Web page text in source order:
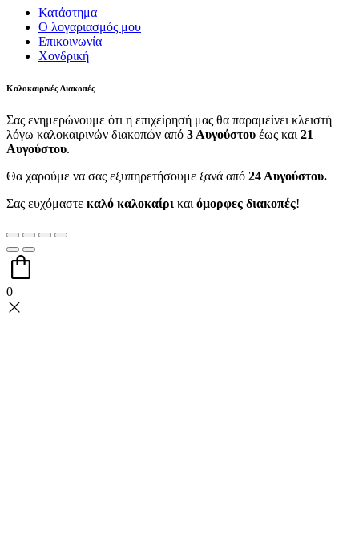
Κατάστημα
Ο λογαριασμός μου
Επικοινωνία
Χονδρική
Καλοκαιρινές Διακοπές
Σας ενημερώνουμε ότι η επιχείρησή μας θα παραμείνει κλειστή
λόγω καλοκαιρινών διακοπών από 3 Αυγούστου έως και 21
Αυγούστου.
Θα χαρούμε να σας εξυπηρετήσουμε ξανά από 24 Αυγούστου.
Σας ευχόμαστε καλό καλοκαίρι και όμορφες διακοπές!
0